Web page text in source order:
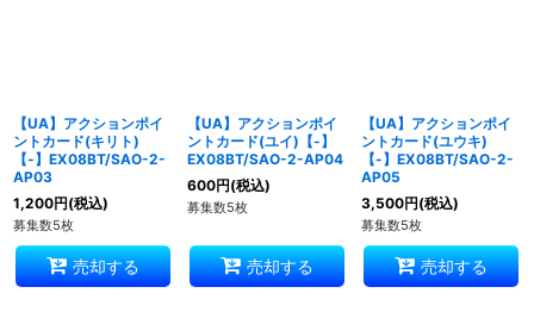
【UA】アクションポイ
ントカード(キリト)
【-】EX08BT/SAO-2-
AP03
1,200円(税込)
募集数5枚
売却する
【UA】アクションポイ
ントカード(ユイ)【-】
EX08BT/SAO-2-AP04
600円(税込)
募集数5枚
売却する
【UA】アクションポイ
ントカード(ユウキ)
【-】EX08BT/SAO-2-
AP05
3,500円(税込)
募集数5枚
売却する